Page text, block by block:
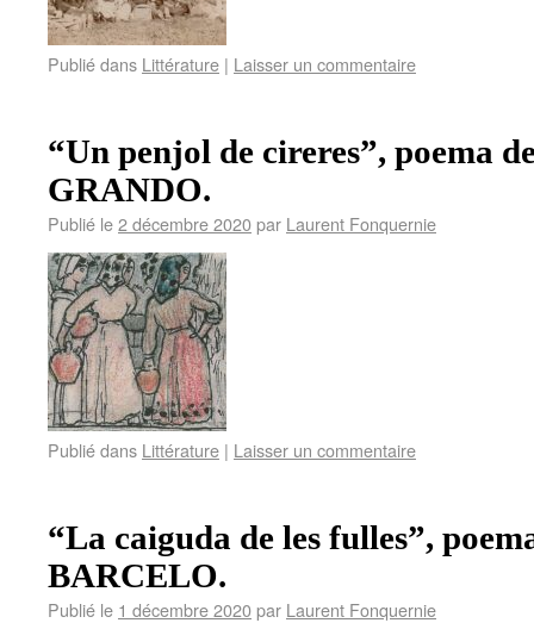
Publié dans Littérature | Laisser un commentaire
“Un penjol de cireres”, poema
GRANDO.
Publié le2 décembre 2020par Laurent Fonquernie
Publié dans Littérature | Laisser un commentaire
“La caiguda de les fulles”,
BARCELO.
Publié le 1 décembre 2020par Laurent Fonquernie